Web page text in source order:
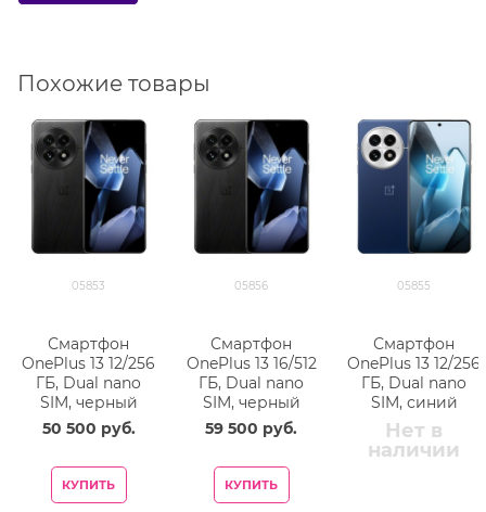
Похожие товары
05853
Смартфон
OnePlus 13 12/256
ГБ, Dual nano
SIM, черный
50 500 руб.
КУПИТЬ
05856
Смартфон
OnePlus 13 16/512
ГБ, Dual nano
SIM, черный
59 500 руб.
КУПИТЬ
05855
Смартфон
OnePlus 13 12/256
ГБ, Dual nano
SIM, синий
Нет в
наличии